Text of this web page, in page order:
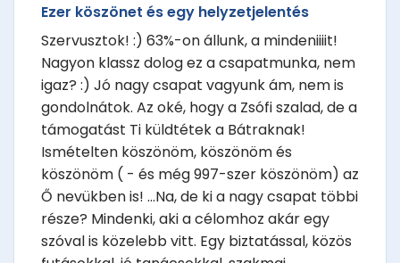
Ezer köszönet és egy helyzetjelentés
Szervusztok! :) 63%-on állunk, a mindeniiiit!
Nagyon klassz dolog ez a csapatmunka, nem
igaz? :) Jó nagy csapat vagyunk ám, nem is
gondolnátok. Az oké, hogy a Zsófi szalad, de a
támogatást Ti küldtétek a Bátraknak!
Ismételten köszönöm, köszönöm és
köszönöm ( - és még 997-szer köszönöm) az
Ő nevükben is! ...Na, de ki a nagy csapat többi
része? Mindenki, aki a célomhoz akár egy
szóval is közelebb vitt. Egy biztatással, közös